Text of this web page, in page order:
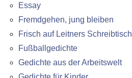
Essay
Fremdgehen, jung bleiben
Frisch auf Leitners Schreibtisch
Fußballgedichte
Gedichte aus der Arbeitswelt